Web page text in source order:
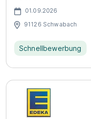
01.09.2026
91126 Schwabach
Schnellbewerbung